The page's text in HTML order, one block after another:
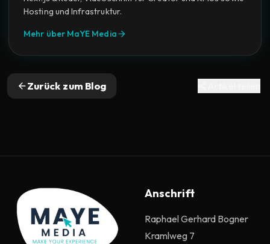
Hosting und Infrastruktur.
Mehr über MaYE Media
Zurück zum Blog
Anschrift
Raphael Gerhard Bogner
Kramlweg 7